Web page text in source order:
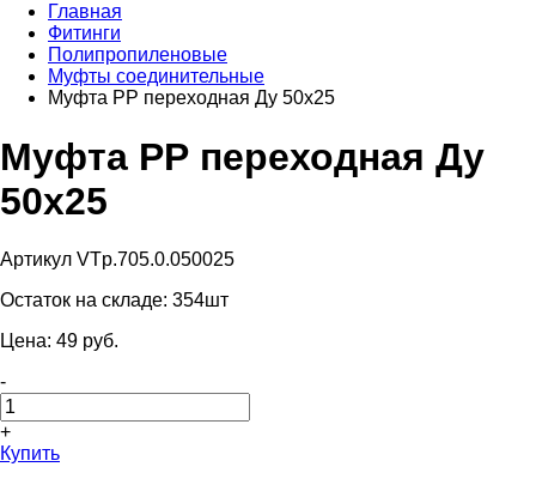
Главная
Фитинги
Полипропиленовые
Муфты соединительные
Муфта РР переходная Ду 50х25
Муфта РР переходная Ду
50х25
Артикул VTp.705.0.050025
Остаток на складе: 354шт
Цена: 49 pуб.
-
+
Купить